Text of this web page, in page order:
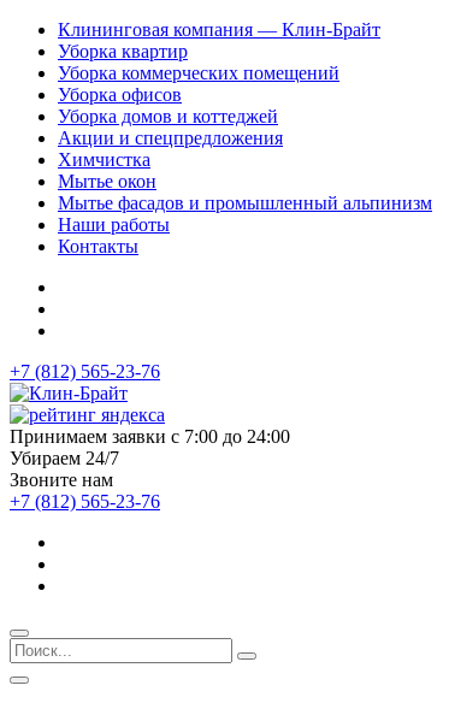
Клининговая компания — Клин-Брайт
Уборка квартир
Уборка коммерческих помещений
Уборка офисов
Уборка домов и коттеджей
Акции и спецпредложения
Химчистка
Мытье окон
Мытье фасадов и промышленный альпинизм
Наши работы
Контакты
+7 (812) 565-23-76
Принимаем заявки с 7:00 до 24:00
Убираем 24/7
Звоните нам
+7 (812) 565-23-76